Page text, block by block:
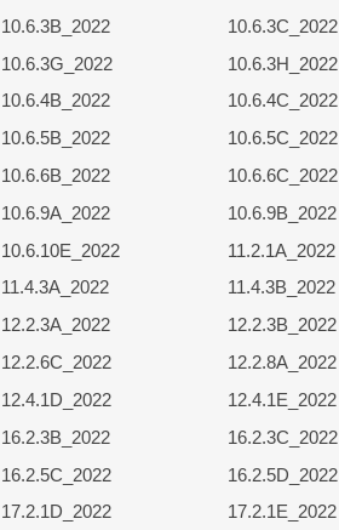
10.6.3B_2022 10.6.3C_2022
10.6.3G_2022 10.6.3H_2022
10.6.4B_2022 10.6.4C_2022
10.6.5B_2022 10.6.5C_2022
10.6.6B_2022 10.6.6C_2022
10.6.9A_2022 10.6.9B_2022
10.6.10E_2022 11.2.1A_2022
11.4.3A_2022 11.4.3B_2022
12.2.3A_2022 12.2.3B_2022
12.2.6C_2022 12.2.8A_2022
12.4.1D_2022 12.4.1E_2022
16.2.3B_2022 16.2.3C_2022
16.2.5C_2022 16.2.5D_2022
17.2.1D_2022 17.2.1E_2022